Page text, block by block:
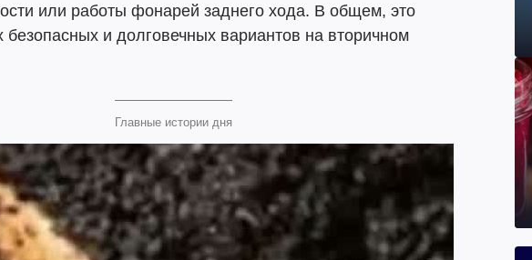
или работы фонарей заднего хода. В общем, это
безопасных и долговечных вариантов на вторичном
Главные истории дня